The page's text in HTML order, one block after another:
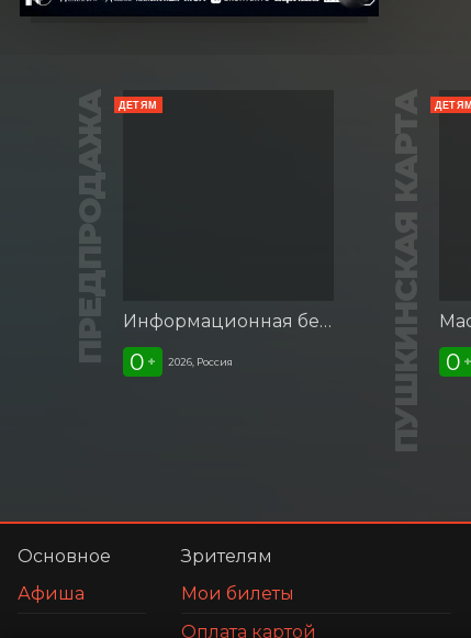
ПРЕДПРОДАЖА ДЕТЯМ
Информационная беседа «Наш мир без террора», посвящённая Дню солидарности в борьбе с терроризмом
0 + 2026, Россия ПУШКИНСКАЯ КАРТА ДЕТЯМ
0 +
Основное
Афиша
Зрителям
Мои билеты
Оплата картой